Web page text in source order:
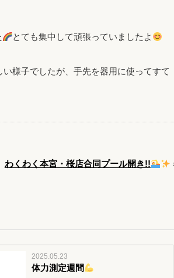
とても集中して頑張っていましたよ
い様子でしたが、手先を器用に使ってすて
わくわく本宮・桜店合同プール開き!!
2025.05.23
体力測定週間